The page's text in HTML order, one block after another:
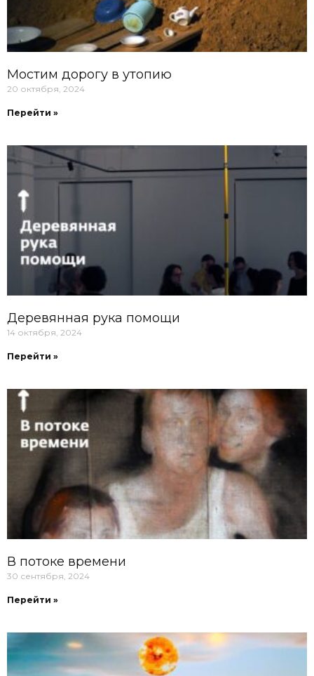
Мостим дорогу в утопию
20 октября, 2024
Перейти »
Деревянная рука помощи
14 октября, 2024
Перейти »
В потоке времени
30 сентября, 2024
Перейти »